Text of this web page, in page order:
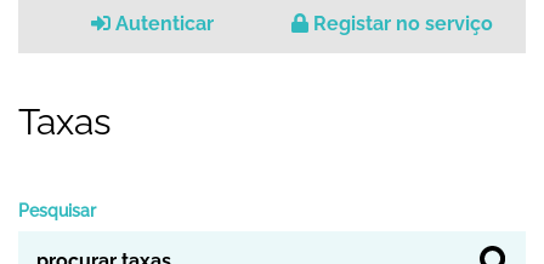
Autenticar Registar no serviço
Taxas
Pesquisar